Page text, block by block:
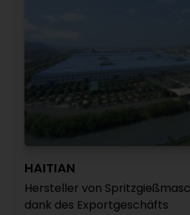
HAITIAN
Hersteller von
dank des Exportgeschäfts